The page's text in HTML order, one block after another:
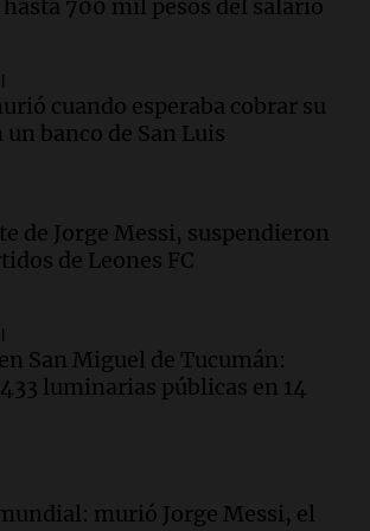
construcción en Argentina
en junio pero acumula un
inflación en Buenos Aires se
justicia niega pedido de
700 mil pesos del salario
cuando esperaba cobrar su
banco de San Luis
de Jorge Messi, suspendieron
de Leones FC
San Miguel de Tucumán:
luminarias públicas en 14
murió Jorge Messi, el